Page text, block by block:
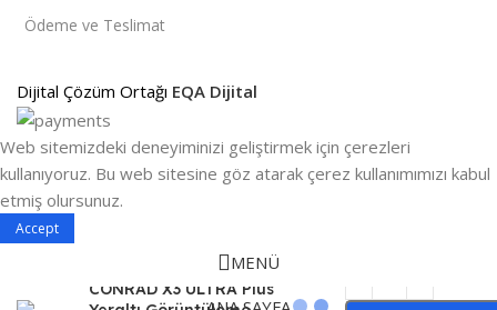
Ödeme ve Teslimat
Dijital Çözüm Ortağı EQA Dijital
Web sitemizdeki deneyiminizi geliştirmek için çerezleri
kullanıyoruz. Bu web sitesine göz atarak çerez kullanımımızı kabul
etmiş olursunuz.
Accept
CONRAD X3 ULTRA Plus
MENÜ